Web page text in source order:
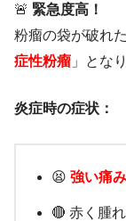
🚨 緊急度高！
粉瘤の袋が破れ
症性粉瘤 」とな
炎症時の症状：
😫 強い痛み
🔴 赤く腫